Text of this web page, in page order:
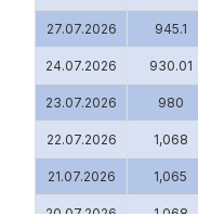
27.07.2026 945.1
24.07.2026 930.01
23.07.2026 980
22.07.2026 1,068
21.07.2026 1,065